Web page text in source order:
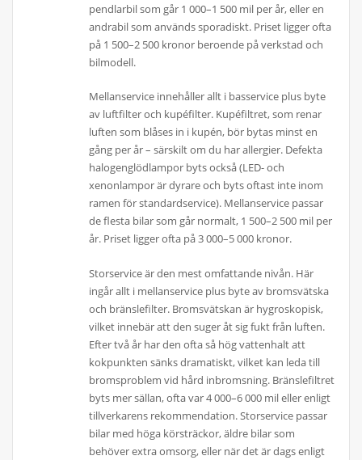
pendlarbil som går 1 000–1 500 mil per år, eller en
andrabil som används sporadiskt. Priset ligger ofta
på 1 500–2 500 kronor beroende på verkstad och
bilmodell.
Mellanservice innehåller allt i basservice plus byte
av luftfilter och kupéfilter. Kupéfiltret, som renar
luften som blåses in i kupén, bör bytas minst en
gång per år – särskilt om du har allergier. Defekta
halogenglödlampor byts också (LED- och
xenonlampor är dyrare och byts oftast inte inom
ramen för standardservice). Mellanservice passar
de flesta bilar som går normalt, 1 500–2 500 mil per
år. Priset ligger ofta på 3 000–5 000 kronor.
Storservice är den mest omfattande nivån. Här
ingår allt i mellanservice plus byte av bromsvätska
och bränslefilter. Bromsvätskan är hygroskopisk,
vilket innebär att den suger åt sig fukt från luften.
Efter två år har den ofta så hög vattenhalt att
kokpunkten sänks dramatiskt, vilket kan leda till
bromsproblem vid hård inbromsning. Bränslefiltret
byts mer sällan, ofta var 4 000–6 000 mil eller enligt
tillverkarens rekommendation. Storservice passar
bilar med höga körsträckor, äldre bilar som
behöver extra omsorg, eller när det är dags enligt